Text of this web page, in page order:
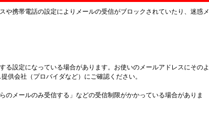
携帯電話の設定によりメールの受信がブロックされていたり、迷惑メ
設定になっている場合があります。お使いのメールアドレスにそのよ
供会社（プロバイダなど）にご確認ください。
メールのみ受信する」などの受信制限がかかっている場合がありま